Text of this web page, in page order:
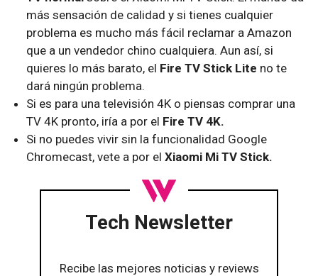
más sensación de calidad y si tienes cualquier
problema es mucho más fácil reclamar a Amazon
que a un vendedor chino cualquiera. Aun así, si
quieres lo más barato, el Fire TV Stick Lite no te
dará ningún problema.
Si es para una televisión 4K o piensas comprar una
TV 4K pronto, iría a por el Fire TV 4K.
Si no puedes vivir sin la funcionalidad Google
Chromecast, vete a por elXiaomi Mi TV Stick.
Tech Newsletter
Recibe las mejores noticias y reviews